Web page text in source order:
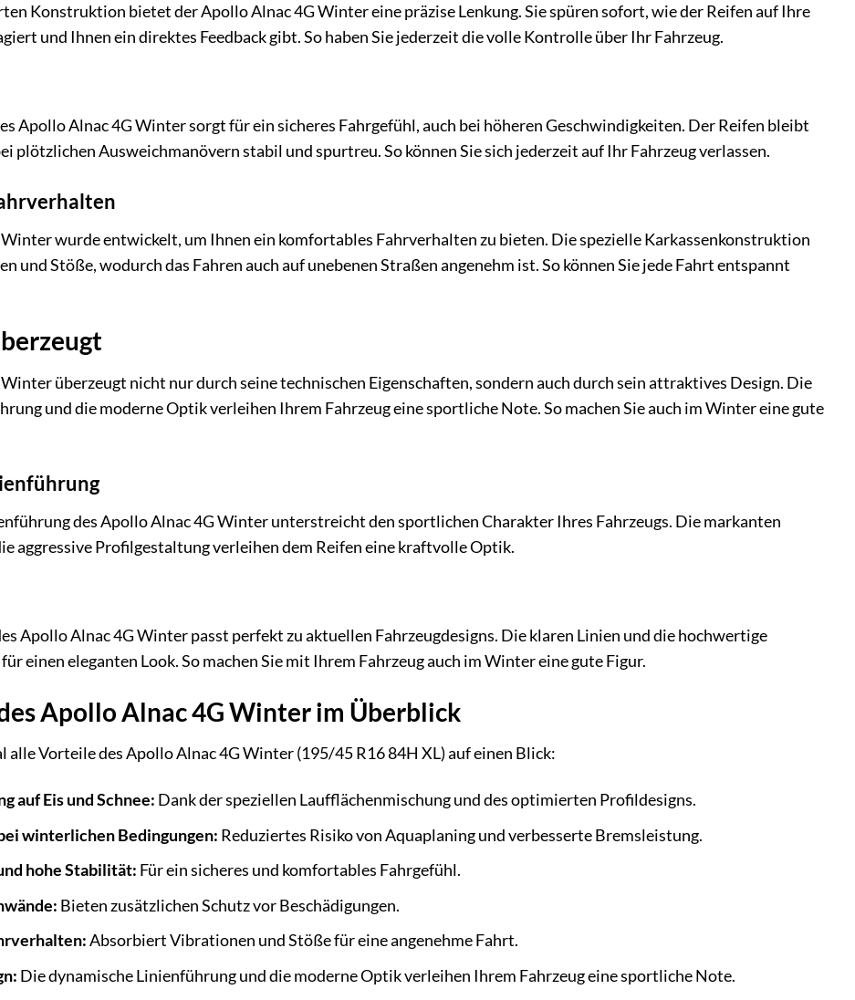
Konstruktion bietet der Apollo Alnac 4G Winter eine präzise Lenkung. Sie spüren sofort, wie der Reifen auf Ihre
und Ihnen ein direktes Feedback gibt. So haben Sie jederzeit die volle Kontrolle über Ihr Fahrzeug.
Apollo Alnac 4G Winter sorgt für ein sicheres Fahrgefühl, auch bei höheren Geschwindigkeiten. Der Reifen bleibt
plötzlichen Ausweichmanövern stabil und spurtreu. So können Sie sich jederzeit auf Ihr Fahrzeug verlassen.
wurde entwickelt, um Ihnen ein komfortables Fahrverhalten zu bieten. Die spezielle Karkassenkonstruktion
und Stöße, wodurch das Fahren auch auf unebenen Straßen angenehm ist. So können Sie jede Fahrt entspannt
überzeugt nicht nur durch seine technischen Eigenschaften, sondern auch durch sein attraktives Design. Die
und die moderne Optik verleihen Ihrem Fahrzeug eine sportliche Note. So machen Sie auch im Winter eine gute
des Apollo Alnac 4G Winter unterstreicht den sportlichen Charakter Ihres Fahrzeugs. Die markanten
aggressive Profilgestaltung verleihen dem Reifen eine kraftvolle Optik.
Apollo Alnac 4G Winter passt perfekt zu aktuellen Fahrzeugdesigns. Die klaren Linien und die hochwertige
einen eleganten Look. So machen Sie mit Ihrem Fahrzeug auch im Winter eine gute Figur.
Apollo Alnac 4G Winter im Überblick
alle Vorteile des Apollo Alnac 4G Winter (195/45 R16 84H XL) auf einen Blick:
auf Eis und Schnee: Dank der speziellen Laufflächenmischung und des optimierten Profildesigns.
winterlichen Bedingungen: Reduziertes Risiko von Aquaplaning und verbesserte Bremsleistung.
hohe Stabilität: Für ein sicheres und komfortables Fahrgefühl.
Bieten zusätzlichen Schutz vor Beschädigungen.
Absorbiert Vibrationen und Stöße für eine angenehme Fahrt.
Die dynamische Linienführung und die moderne Optik verleihen Ihrem Fahrzeug eine sportliche Note.